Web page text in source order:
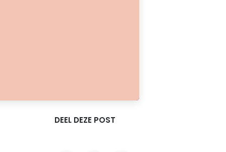
DEEL DEZE POST